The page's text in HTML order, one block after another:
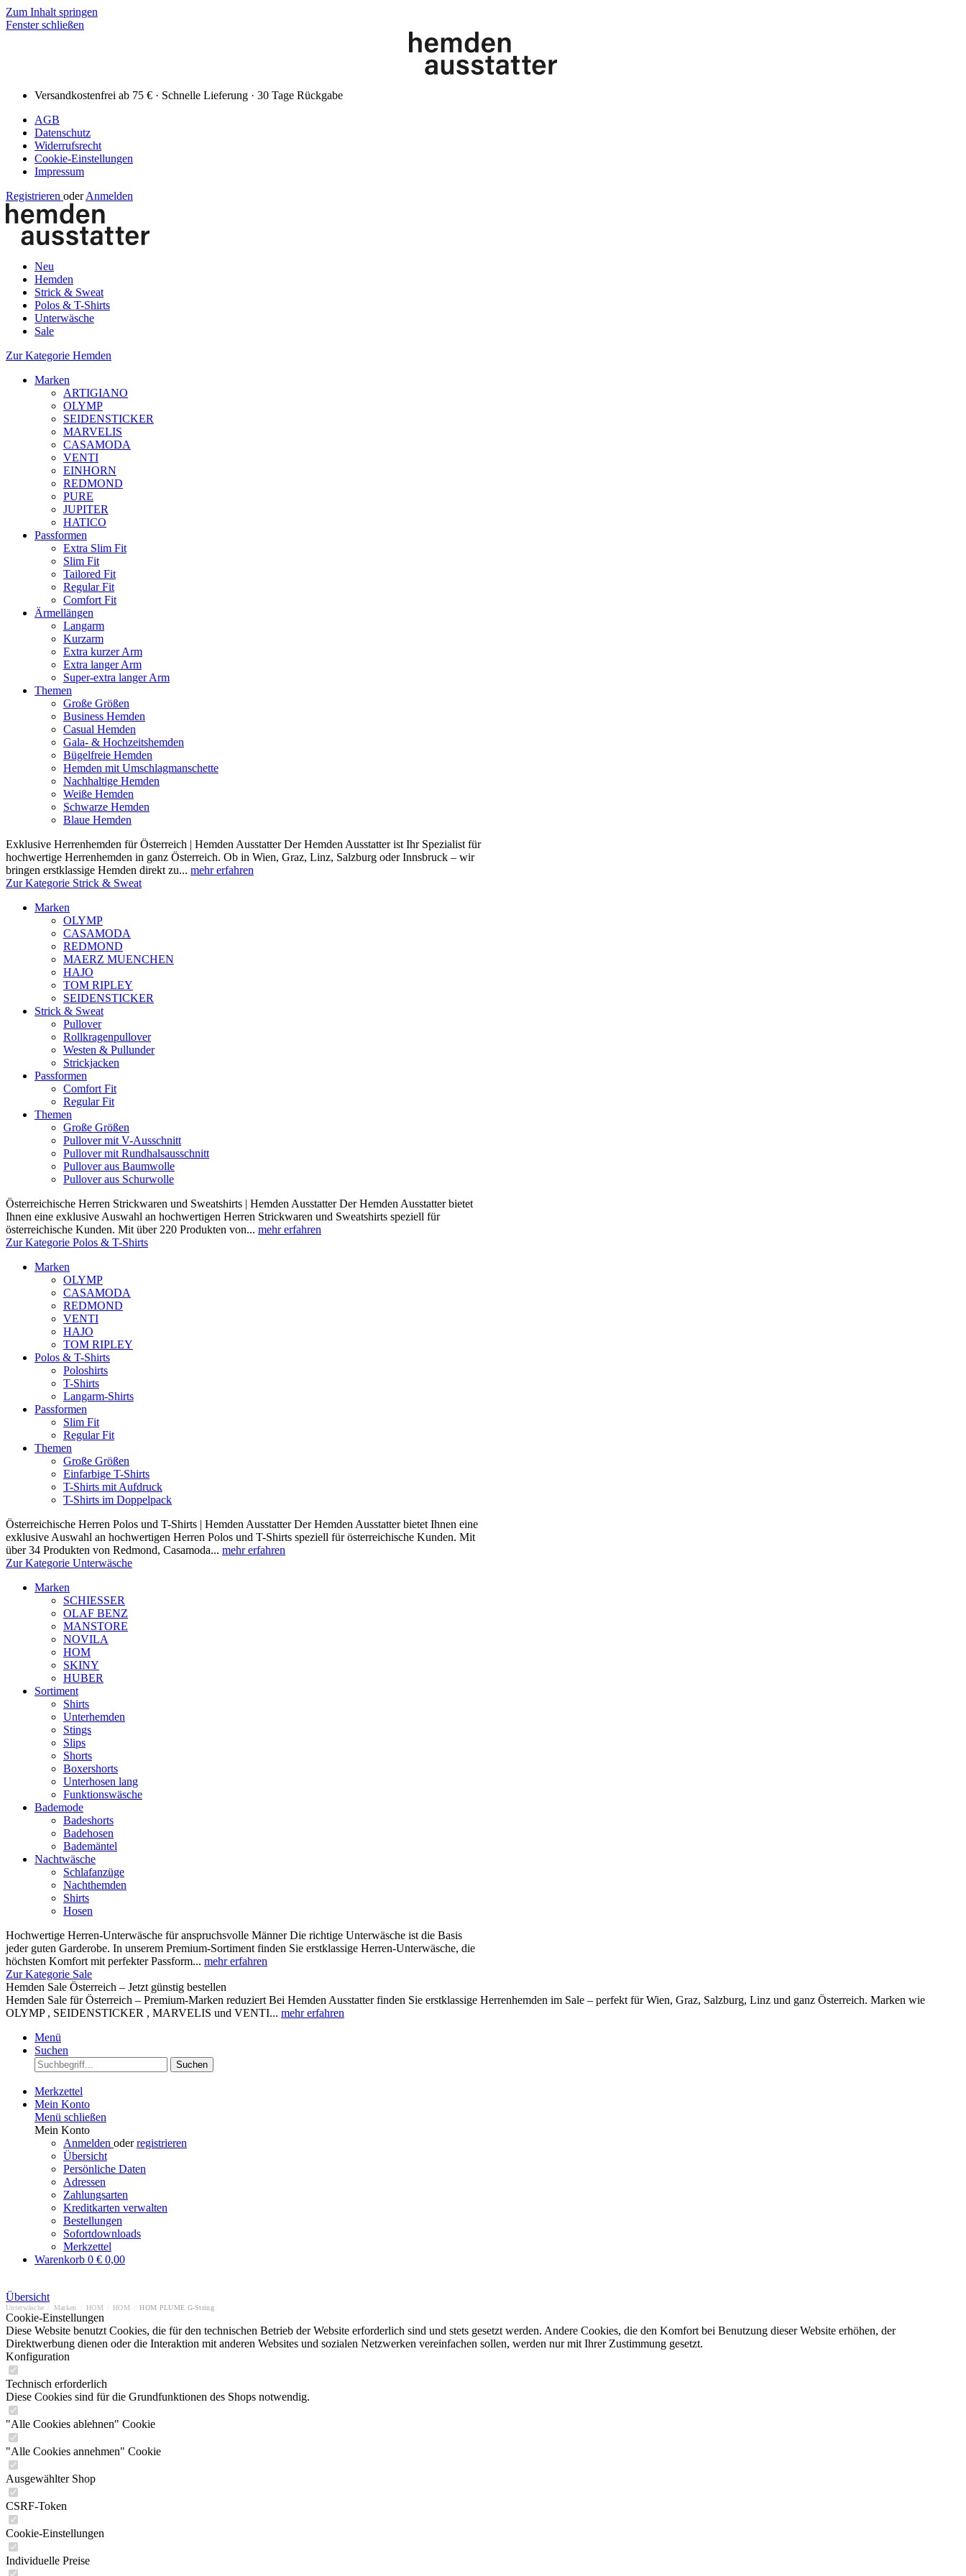
Zum Inhalt springen
Fenster schließen
Versandkostenfrei ab 75 € · Schnelle Lieferung · 30 Tage Rückgabe
AGB
Datenschutz
Widerrufsrecht
Cookie-Einstellungen
Impressum
Registrieren oder Anmelden
Neu
Hemden
Strick & Sweat
Polos & T-Shirts
Unterwäsche
Sale
Zur Kategorie Hemden
Marken
ARTIGIANO
OLYMP
SEIDENSTICKER
MARVELIS
CASAMODA
VENTI
EINHORN
REDMOND
PURE
JUPITER
HATICO
Passformen
Extra Slim Fit
Slim Fit
Tailored Fit
Regular Fit
Comfort Fit
Ärmellängen
Langarm
Kurzarm
Extra kurzer Arm
Extra langer Arm
Super-extra langer Arm
Themen
Große Größen
Business Hemden
Casual Hemden
Gala- & Hochzeitshemden
Bügelfreie Hemden
Hemden mit Umschlagmanschette
Nachhaltige Hemden
Weiße Hemden
Schwarze Hemden
Blaue Hemden
Exklusive Herrenhemden für Österreich | Hemden Ausstatter Der Hemden Ausstatter ist Ihr Spezialist für
hochwertige Herrenhemden in ganz Österreich. Ob in Wien, Graz, Linz, Salzburg oder Innsbruck – wir
bringen erstklassige Hemden direkt zu... mehr erfahren
Zur Kategorie Strick & Sweat
Marken
OLYMP
CASAMODA
REDMOND
MAERZ MUENCHEN
HAJO
TOM RIPLEY
SEIDENSTICKER
Strick & Sweat
Pullover
Rollkragenpullover
Westen & Pullunder
Strickjacken
Passformen
Comfort Fit
Regular Fit
Themen
Große Größen
Pullover mit V-Ausschnitt
Pullover mit Rundhalsausschnitt
Pullover aus Baumwolle
Pullover aus Schurwolle
Österreichische Herren Strickwaren und Sweatshirts | Hemden Ausstatter Der Hemden Ausstatter bietet
Ihnen eine exklusive Auswahl an hochwertigen Herren Strickwaren und Sweatshirts speziell für
österreichische Kunden. Mit über 220 Produkten von... mehr erfahren
Zur Kategorie Polos & T-Shirts
Marken
OLYMP
CASAMODA
REDMOND
VENTI
HAJO
TOM RIPLEY
Polos & T-Shirts
Poloshirts
T-Shirts
Langarm-Shirts
Passformen
Slim Fit
Regular Fit
Themen
Große Größen
Einfarbige T-Shirts
T-Shirts mit Aufdruck
T-Shirts im Doppelpack
Österreichische Herren Polos und T-Shirts | Hemden Ausstatter Der Hemden Ausstatter bietet Ihnen eine
exklusive Auswahl an hochwertigen Herren Polos und T-Shirts speziell für österreichische Kunden. Mit
über 34 Produkten von Redmond, Casamoda... mehr erfahren
Zur Kategorie Unterwäsche
Marken
SCHIESSER
OLAF BENZ
MANSTORE
NOVILA
HOM
SKINY
HUBER
Sortiment
Shirts
Unterhemden
Stings
Slips
Shorts
Boxershorts
Unterhosen lang
Funktionswäsche
Bademode
Badeshorts
Badehosen
Bademäntel
Nachtwäsche
Schlafanzüge
Nachthemden
Shirts
Hosen
Hochwertige Herren-Unterwäsche für anspruchsvolle Männer Die richtige Unterwäsche ist die Basis
jeder guten Garderobe. In unserem Premium-Sortiment finden Sie erstklassige Herren-Unterwäsche, die
höchsten Komfort mit perfekter Passform... mehr erfahren
Zur Kategorie Sale
Hemden Sale Österreich – Jetzt günstig bestellen
Hemden Sale für Österreich – Premium-Marken reduziert Bei Hemden Ausstatter finden Sie erstklassige Herrenhemden im Sale – perfekt für Wien, Graz, Salzburg, Linz und ganz Österreich. Marken wie
OLYMP , SEIDENSTICKER , MARVELIS und VENTI... mehr erfahren
Menü
Suchen
Suchen
Merkzettel
Mein Konto
Menü schließen
Mein Konto
Anmelden oderregistrieren
Übersicht
Persönliche Daten
Adressen
Zahlungsarten
Kreditkarten verwalten
Bestellungen
Sofortdownloads
Merkzettel
Warenkorb 0 € 0,00
Übersicht
Unterwäsche Marken HOM HOM HOM PLUME G-String
Cookie-Einstellungen
Diese Website benutzt Cookies, die für den technischen Betrieb der Website erforderlich sind und stets gesetzt werden. Andere Cookies, die den Komfort bei Benutzung dieser Website erhöhen, der
Direktwerbung dienen oder die Interaktion mit anderen Websites und sozialen Netzwerken vereinfachen sollen, werden nur mit Ihrer Zustimmung gesetzt.
Konfiguration
Technisch erforderlich
Diese Cookies sind für die Grundfunktionen des Shops notwendig.
"Alle Cookies ablehnen" Cookie
"Alle Cookies annehmen" Cookie
Ausgewählter Shop
CSRF-Token
Cookie-Einstellungen
Individuelle Preise